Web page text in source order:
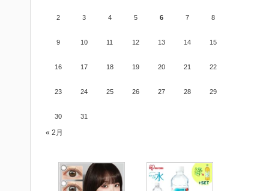
2 3 4 5 6 7 8
9 10 11 12 13 14 15
16 17 18 19 20 21 22
23 24 25 26 27 28 29
30 31
« 2月